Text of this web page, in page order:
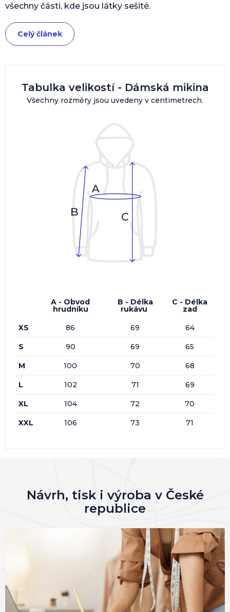
Tabulka velikostí - Dámská mikina
Všechny rozměry jsou uvedeny v centimetrech.
A - Obvod
hrudníku
B - Délka
rukávu
C - Délka
zad
XS
86 69 64
S 90 69 65
M 100 70 68
L 102 71 69
XL 104 72 70
XXL 106 73 71
všechny části, kde jsou látky sešité.
Celý článek
Návrh, tisk i výroba v České
republice